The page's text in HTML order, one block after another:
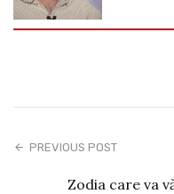
PREVIOUS POST
Zodia care va